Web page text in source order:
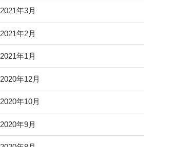
2021年3月
2021年2月
2021年1月
2020年12月
2020年10月
2020年9月